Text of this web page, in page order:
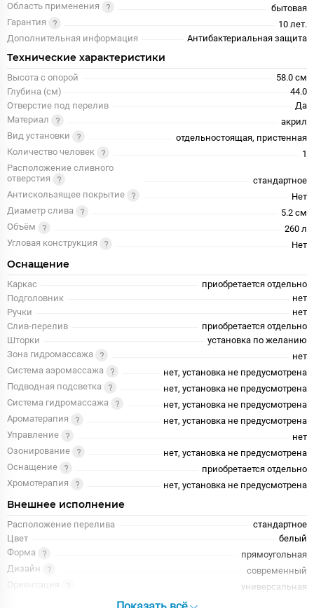
Область применения
бытовая
Гарантия
10 лет.
Дополнительная информация
Антибактериальная защита
Технические характеристики
Высота с опорой
58.0 см
Глубина (см)
44.0
Отверстие под перелив
Да
Материал
акрил
Вид установки
отдельностоящая, пристенная
Количество человек
1
Расположение сливного
отверстия
стандартное
Антискользящее покрытие
Нет
Диаметр слива
5.2 см
Объём
260 л
Угловая конструкция
Нет
Оснащение
Каркас
приобретается отдельно
Подголовник
нет
Ручки
нет
Слив-перелив
приобретается отдельно
Шторки
установка по желанию
Зона гидромассажа
нет
Система аэромассажа
нет, установка не предусмотрена
Подводная подсветка
нет, установка не предусмотрена
Система гидромассажа
нет, установка не предусмотрена
Ароматерапия
нет, установка не предусмотрена
Управление
нет
Озонирование
нет, установка не предусмотрена
Оснащение
приобретается отдельно
Хромотерапия
нет, установка не предусмотрена
Внешнее исполнение
Расположение перелива
стандартное
Цвет
белый
Форма
прямоугольная
Дизайн
современный
Ориентация
универсальная